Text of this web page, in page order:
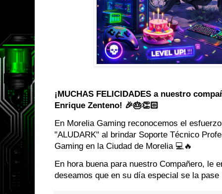
¡MUCHAS FELICIDADES a nuestro
Enrique Zenteno! 🎉🎂👏🏻
En Morelia Gaming reconocemos el
"ALUDARK" al brindar Soporte Técnico
Gaming en la Ciudad de Morelia 💻🔥
En hora buena para nuestro Compañero, le
deseamos que en su día especial se la